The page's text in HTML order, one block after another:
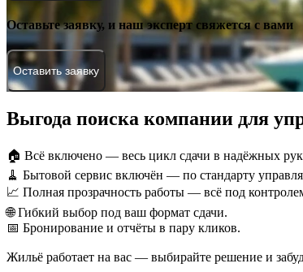
Оставьте заявку, и наш эксперт свяжется с вами
Оставить заявку
Выгода поиска компании для
🏠 Всё включено — весь цикл сдачи в надёжных
🧹 Бытовой сервис включён — по стандарту
📈 Полная прозрачность работы — всё под
🌐 Гибкий выбор под ваш формат сдачи.
📅 Бронирование и отчёты в пару кликов.
Жильё работает на вас — выбирайте решение и